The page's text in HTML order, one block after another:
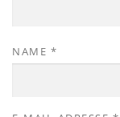
NAME *